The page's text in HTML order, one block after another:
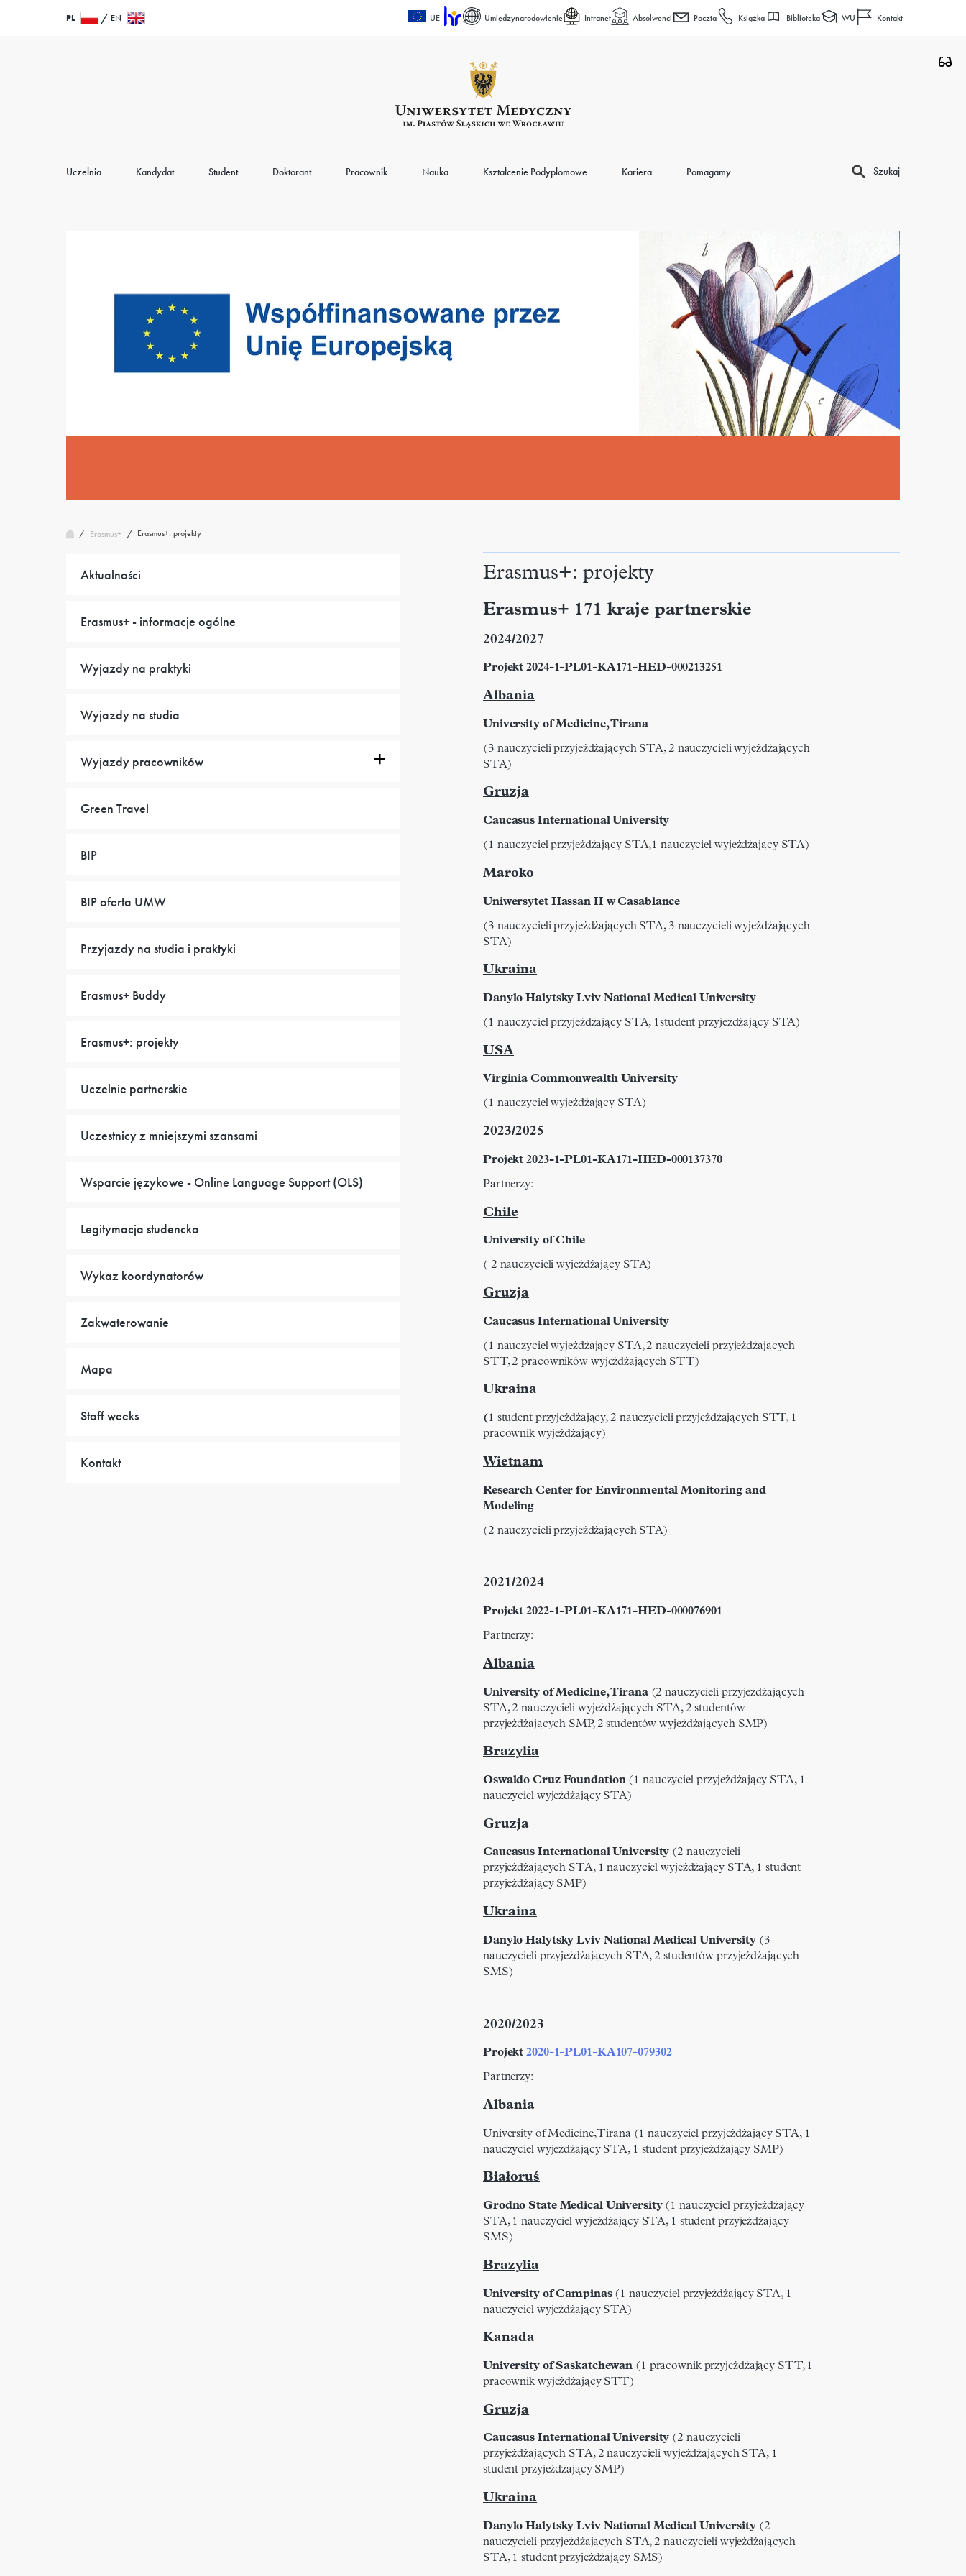
PL EN UE Umiędzynarodowienie Intranet Absolwenci Poczta Książka Biblioteka WU Kontakt
Uczelnia Kandydat Student Doktorant Pracownik Nauka Kształcenie Podyplomowe Kariera Pomagamy Szukaj
/ Erasmus+ / Erasmus+: projekty
Aktualności
Erasmus+ - informacje ogólne
Wyjazdy na praktyki
Wyjazdy na studia
Wyjazdy pracowników
Green Travel
BIP
BIP oferta UMW
Przyjazdy na studia i praktyki
Erasmus+ Buddy
Erasmus+: projekty
Uczelnie partnerskie
Uczestnicy z mniejszymi szansami
Wsparcie językowe - Online Language Support (OLS)
Legitymacja studencka
Wykaz koordynatorów
Zakwaterowanie
Mapa
Staff weeks
Kontakt
Erasmus+: projekty
Erasmus+ 171 kraje partnerskie
2024/2027
Projekt 2024-1-PL01-KA171-HED-000213251
Albania
University of Medicine, Tirana
(3 nauczycieli przyjeżdżających STA, 2 nauczycieli wyjeżdżających
STA)
Gruzja
Caucasus International University
(1 nauczyciel przyjeżdżający STA,1 nauczyciel wyjeżdżający STA)
Maroko
Uniwersytet Hassan II w Casablance
(3 nauczycieli przyjeżdżających STA, 3 nauczycieli wyjeżdżających
STA)
Ukraina
Danylo Halytsky Lviv National Medical University
(1 nauczyciel przyjeżdżający STA, 1student przyjeżdżający STA)
USA
Virginia Commonwealth University
(1 nauczyciel wyjeżdżający STA)
2023/2025
Projekt 2023-1-PL01-KA171-HED-000137370
Partnerzy:
Chile
University of Chile
( 2 nauczycieli wyjeżdżający STA)
Gruzja
Caucasus International University
(1 nauczyciel wyjeżdżający STA, 2 nauczycieli przyjeżdżających
STT, 2 pracowników wyjeżdżających STT)
Ukraina
(1 student przyjeżdżający, 2 nauczycieli przyjeżdżających STT, 1
pracownik wyjeżdżający)
Wietnam
Research Center for Environmental Monitoring and
Modeling
(2 nauczycieli przyjeżdżających STA)
2021/2024
Projekt2022-1-PL01-KA171-HED-000076901
Partnerzy:
Albania
University of Medicine, Tirana(2 nauczycieli przyjeżdżających
STA, 2 nauczycieli wyjeżdżających STA, 2 studentów
przyjeżdżających SMP, 2 studentów wyjeżdżających SMP)
Brazylia
Oswaldo Cruz Foundation (1 nauczyciel przyjeżdżający STA, 1
nauczyciel wyjeżdżający STA)
Gruzja
Caucasus International University (2 nauczycieli
przyjeżdżających STA, 1 nauczyciel wyjeżdżający STA, 1 student
przyjeżdżający SMP)
Ukraina
Danylo Halytsky Lviv National Medical University(3
nauczycieli przyjeżdżających STA, 2 studentów przyjeżdżających
SMS)
2020/2023
Projekt2020-1-PL01-KA107-079302
Partnerzy:
Albania
University of Medicine, Tirana (1 nauczyciel przyjeżdżający STA, 1
nauczyciel wyjeżdżający STA, 1 student przyjeżdżający SMP)
Białoruś
Grodno State Medical University(1 nauczyciel przyjeżdżający
STA, 1 nauczyciel wyjeżdżający STA, 1 student przyjeżdżający
SMS)
Brazylia
University of Campinas(1 nauczyciel przyjeżdżający STA, 1
nauczyciel wyjeżdżający STA)
Kanada
University of Saskatchewan (1 pracownik przyjeżdżający STT, 1
pracownik wyjeżdżający STT)
Gruzja
Caucasus International University (2 nauczycieli
przyjeżdżających STA, 2 nauczycieli wyjeżdżających STA, 1
student przyjeżdżający SMP)
Ukraina
Danylo Halytsky Lviv National Medical University(2
nauczycieli przyjeżdżających STA, 2 nauczycieli wyjeżdżających
STA, 1 student przyjeżdżający SMS)